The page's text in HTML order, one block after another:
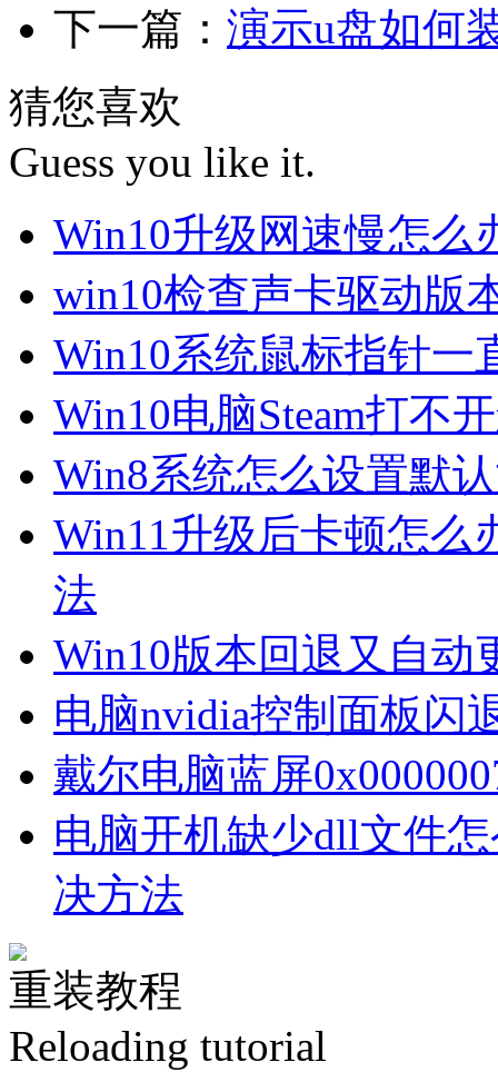
下一篇： 演示u盘如何
猜您喜欢
Guess you like it.
Win10升级网速慢怎么
win10检查声卡驱动版
Win10系统鼠标指针一
Win10电脑Steam打不
Win8系统怎么设置默
Win11升级后卡顿怎么
法
Win10版本回退又自动
电脑nvidia控制面板闪
戴尔电脑蓝屏
电脑开机缺少dll文件
决方法
重装教程
Reloading tutorial